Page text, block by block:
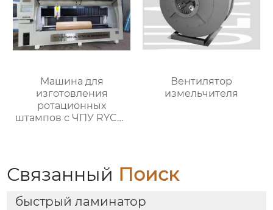
Машина для
изготовления
ротационных
штампов с ЧПУ RYCN-
Вентилятор
измельчителя
Связанный Поиск
быстрый ламинатор